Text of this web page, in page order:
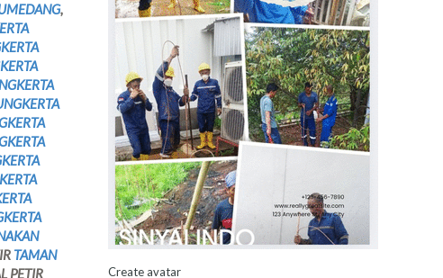
,
TAMAN
PETIR
Create avatar